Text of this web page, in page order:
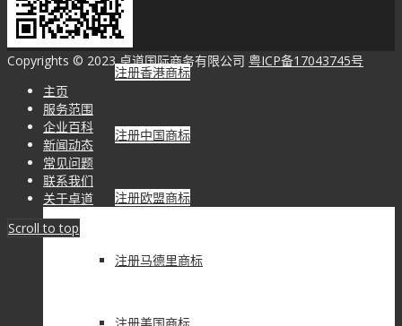
商标专利
注册香港商标
注册中国商标
注册欧盟商标
注册马德里商标
Copyrights © 2023 卓道国际商务有限公司 粤ICP备17043745号
主页
服务范围
企业百科
新闻动态
常见问题
联系我们
关于卓道
Scroll to top